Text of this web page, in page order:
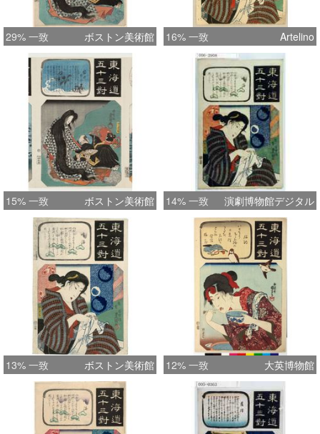
29% 一致 ボストン美術館 16% 一致 Artelino
15% 一致 ボストン美術館 14% 一致 演劇博物館デジタル
13% 一致 ボストン美術館 12% 一致 大英博物館